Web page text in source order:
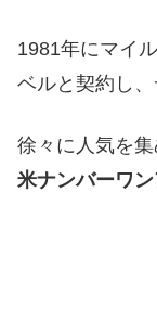
1981年にマイ
ベルと契約し、
徐々に人気を
米ナンバーワ